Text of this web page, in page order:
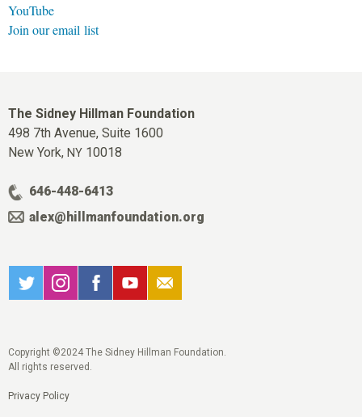
YouTube
Join our email list
The Sidney Hillman Foundation
498 7th Avenue, Suite 1600
New York, NY 10018
646-448-6413
alex@hillmanfoundation.org
Copyright ©2024 The Sidney Hillman Foundation.
All rights reserved.
Privacy Policy